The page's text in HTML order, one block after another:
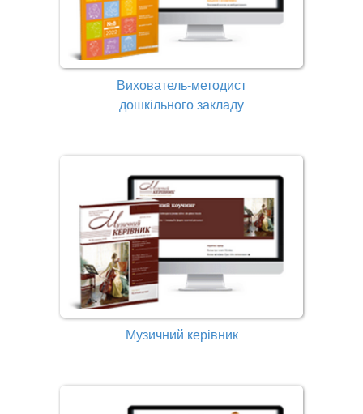
Вихователь-методист
дошкільного закладу
Музичний керівник